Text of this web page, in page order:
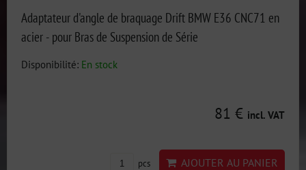
Adaptateur d'angle de braquage Drift BMW E36 CNC71 en
acier - pour Bras de Suspension de Série
Disponibilité: En stock
81 € incl. VAT
pcs AJOUTER AU PANIER